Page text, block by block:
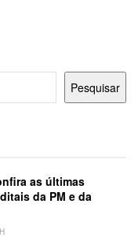
Pesquisar
as últimas
da PM e da